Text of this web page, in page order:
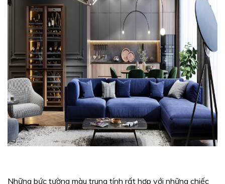
Những bức tường màu trung tính rất hợp với những chiếc